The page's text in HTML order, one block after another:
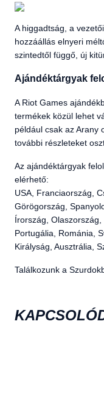
A higgadtság, a
hozzáállás elnyeri
szintedtől függő, új
Ajándéktárgyak
A Riot Games
termékek közül lehet
például csak az Arany
további részleteket
Az ajándéktárgyak
elérhető:
USA, Franciaország,
Görögország,
Írország,
Portugália, Románia,
Királyság, Ausztrália,
Találkozunk a